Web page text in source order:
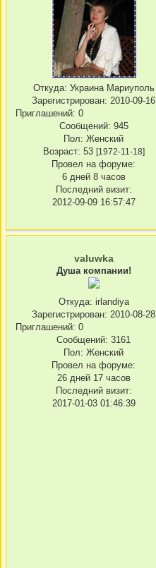
Откуда: Украина Мариуполь
Зарегистрирован: 2010-09-16
Приглашений: 0
Сообщений: 945
Пол: Женский
Возраст: 53 [1972-11-18]
Провел на форуме:
6 дней 8 часов
Последний визит:
2012-09-09 16:57:47
valuwka
Душа компании!
Откуда: irlandiya
Зарегистрирован: 2010-08-28
Приглашений: 0
Сообщений: 3161
Пол: Женский
Провел на форуме:
26 дней 17 часов
Последний визит:
2017-01-03 01:46:39